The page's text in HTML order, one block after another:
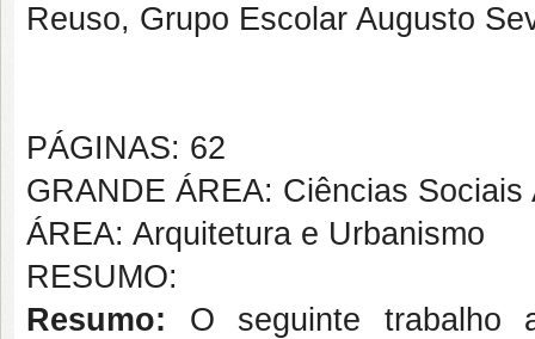
Reuso, Grupo Escolar Augusto
PÁGINAS: 62
GRANDE ÁREA: Ciências Sociais
ÁREA: Arquitetura e Urbanismo
RESUMO:
Resumo: O seguinte trabalho